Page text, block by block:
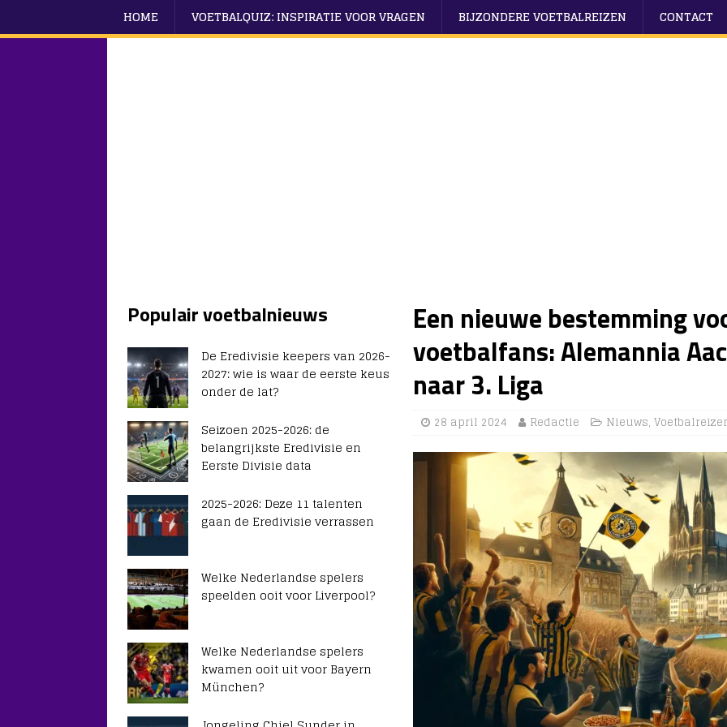
HOME VOETBALQUIZ: INSPIRATIE VOOR VRAGEN BIJZONDERE VOETBALREIZEN CONTACT
Een nieuwe bestemming
voetbalfans: Alemannia
naar 3. Liga
28 april 2024 Redactie Nieuws,
Populair voetbalnieuws
De Eredivisie keepers van 2026-
2027: wie is waar de eerste keus
onder de lat?
Seizoen 2025-2026: de
belangrijkste Eredivisie en
Eerste Divisie data
2025-2026: Deze 11 talenten
gaan de Eredivisie verrassen
Welke Nederlandse spelers
speelden ooit voor Liverpool?
Welke Nederlandse spelers
kwamen ooit uit voor Bayern
München?